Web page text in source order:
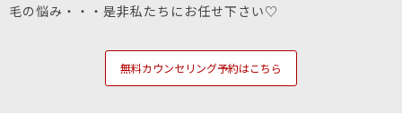
毛の悩み・・・是非私たちにお任せ下さい♡
無料カウンセリング予約はこちら